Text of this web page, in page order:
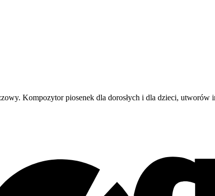
Kompozytor piosenek dla dorosłych i dla dzieci, utworów